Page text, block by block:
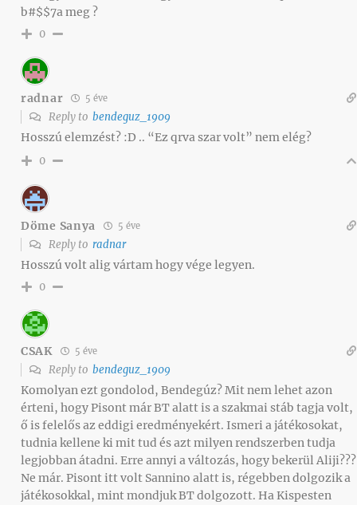
b#$$7a meg ?
0
radnar 5 éve
Reply to bendeguz_1909
Hosszú elemzést? :D .. “Ez qrva szar volt” nem elég?
0
Döme Sanya 5 éve
Reply to radnar
Hosszú volt alig vártam hogy vége legyen.
0
CSAK 5 éve
Reply to bendeguz_1909
Komolyan ezt gondolod, Bendegúz? Mit nem lehet azon
érteni, hogy Pisont már BT alatt is a szakmai stáb tagja volt,
ő is felelős az eddigi eredményekért. Ismeri a játékosokat,
tudnia kellene ki mit tud és azt milyen rendszerben tudja
legjobban átadni. Erre annyi a változás, hogy bekerül Aliji???
Ne már. Pisont itt volt Sannino alatt is, régebben dolgozik a
játékosokkal, mint mondjuk BT dolgozott. Ha Kispesten